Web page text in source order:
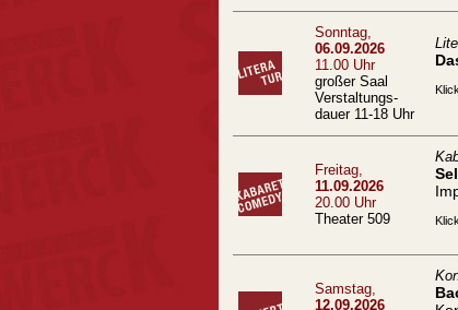
Sonntag,
06.09.2026
11.00 Uhr
großer Saal
Verstaltungs-
dauer 11-18 Uhr
Freitag,
11.09.2026
20.00 Uhr
Theater 509
Samstag,
12.09.2026